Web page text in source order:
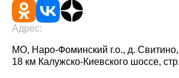
Адрес:
МО, Наро-Фоминский г.о., д. Свитино,
18 км Калужско-Киевского шоссе,